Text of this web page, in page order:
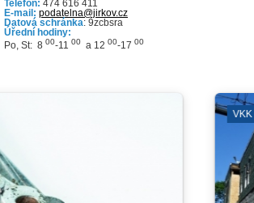
Telefon: 474 616 411
E-mail: podatelna@jirkov.cz
Datová schránka: 9zcbsra
Úřední hodiny:
Po, St: 8 00-11 00 a 12 00-17 00